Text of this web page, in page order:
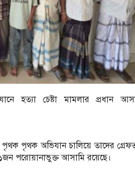
হত্যা চেষ্টা মামলার প্রধান
পৃথক অভিযান চালিয়ে তাদের
পরোয়ানাভুক্ত আসামি রয়েছে।